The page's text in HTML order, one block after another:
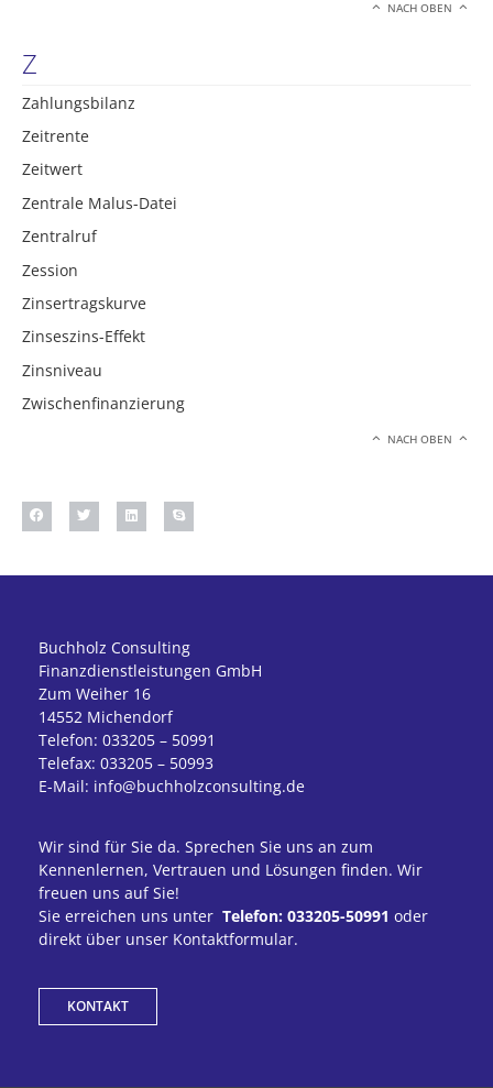
NACH OBEN
Z
Zahlungsbilanz
Zeitrente
Zeitwert
Zentrale Malus-Datei
Zentralruf
Zession
Zinsertragskurve
Zinseszins-Effekt
Zinsniveau
Zwischenfinanzierung
NACH OBEN
Buchholz Consulting
Finanzdienstleistungen GmbH
Zum Weiher 16
14552 Michendorf
Telefon: 033205 – 50991
Telefax: 033205 – 50993
E-Mail: info@buchholzconsulting.de
Wir sind für Sie da. Sprechen Sie uns an zum
Kennenlernen, Vertrauen und Lösungen finden. Wir
freuen uns auf Sie!
Sie erreichen uns unter Telefon: 033205-50991 oder
direkt über unser Kontaktformular.
KONTAKT